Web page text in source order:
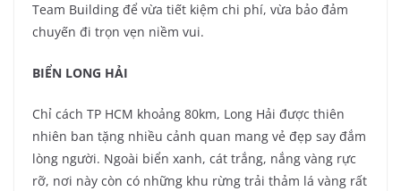
Team Building để vừa tiết kiệm chi phí, vừa bảo đảm
chuyến đi trọn vẹn niềm vui.
BIỂN LONG HẢI
Chỉ cách TP HCM khoảng 80km, Long Hải được thiên
nhiên ban tặng nhiều cảnh quan mang vẻ đẹp say đắm
lòng người. Ngoài biển xanh, cát trắng, nắng vàng rực
rỡ, nơi này còn có những khu rừng trải thảm lá vàng rất